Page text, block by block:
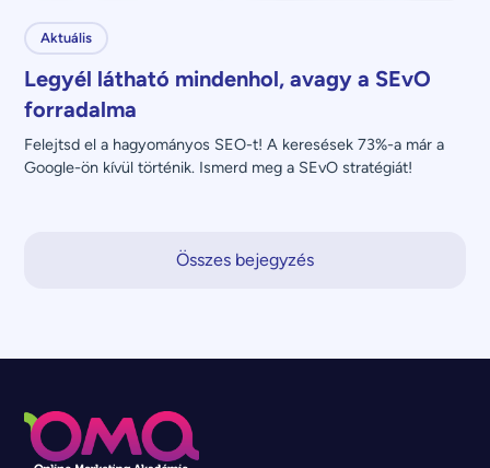
Aktuális
Legyél látható mindenhol, avagy a SEvO
forradalma
Felejtsd el a hagyományos SEO-t! A keresések 73%-a már a
Google-ön kívül történik. Ismerd meg a SEvO stratégiát!
Összes bejegyzés